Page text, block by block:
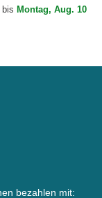
bis Montag, Aug. 10
bezahlen mit: